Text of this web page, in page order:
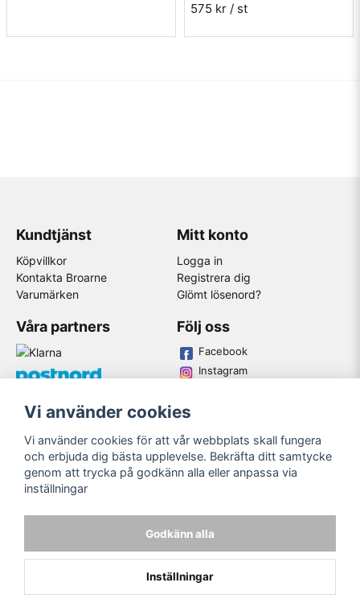
575 kr / st
Kundtjänst
Köpvillkor
Kontakta Broarne
Varumärken
Mitt konto
Logga in
Registrera dig
Glömt lösenord?
Våra partners Följ oss
Facebook
Instagram
© Copyright
Vi använder cookies
Vi använder cookies för att vår webbplats skall fungera
och erbjuda dig bästa upplevelse. Bekräfta ditt samtycke
genom att trycka på godkänn alla eller anpassa via
inställningar
Godkänn alla
Inställningar